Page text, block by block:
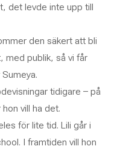
det levde inte upp till
den säkert att bli
med publik, så vi får
tidigare – på
vill ha det.
för lite tid. Lili går i
I framtiden vill hon